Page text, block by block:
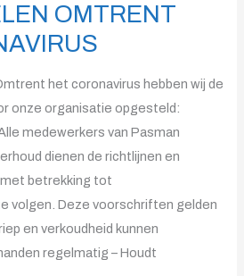
OMTRENT
het coronavirus hebben wij de
onze organisatie opgesteld:
medewerkers van Pasman
dienen de richtlijnen en
met betrekking tot
volgen. Deze voorschriften gelden
en verkoudheid kunnen
regelmatig – Houdt